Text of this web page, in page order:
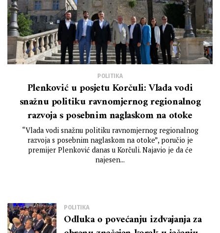
POLITIKA
Plenković u posjetu Korčuli: Vlada vodi
snažnu politiku ravnomjernog regionalnog
razvoja s posebnim naglaskom na otoke
“Vlada vodi snažnu politiku ravnomjernog regionalnog
razvoja s posebnim naglaskom na otoke”, poručio je
premijer Plenković danas u Korčuli. Najavio je da će
najesen...
POLITIKA
Odluka o povećanju izdvajanja za